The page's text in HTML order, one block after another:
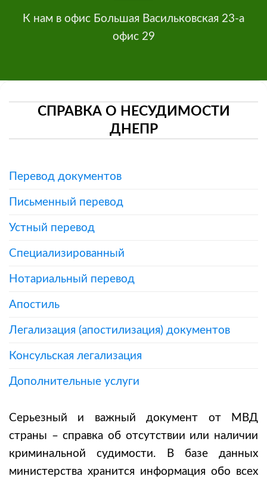
К нам в офис Большая Васильковская 23-а
офис 29
СПРАВКА О НЕСУДИМОСТИ
ДНЕПР
Перевод документов
Письменный перевод
Устный перевод
Специализированный
Нотариальный перевод
Апостиль
Легализация (апостилизация) документов
Консульская легализация
Дополнительные услуги
Серьезный и важный документ от МВД
страны – справка об отсутствии или наличии
криминальной судимости. В базе данных
министерства хранится информация обо всех